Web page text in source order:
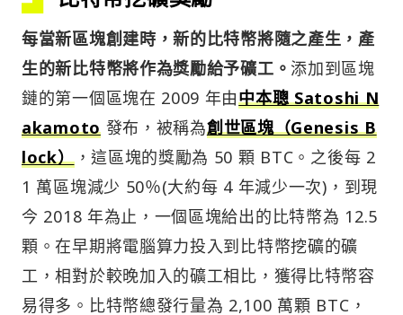
每當新區塊創建時，新的比特幣將隨之產生，產
生的新比特幣將作為獎勵給予礦工。 添加到區塊
鏈的第一個區塊在 2009 年由中本聰 Satoshi N
akamoto發布，被稱為創世區塊（Genesis B
lock），這區塊的獎勵為 50 顆 BTC。之後每 2
1 萬區塊減少 50％(大約每 4 年減少一次)，到現
今 2018 年為止，一個區塊給出的比特幣為 12.5
顆。在早期將電腦算力投入到比特幣挖礦的礦
工，相對於較晚加入的礦工相比，獲得比特幣容
易得多。比特幣總發行量為 2,100 萬顆 BTC，